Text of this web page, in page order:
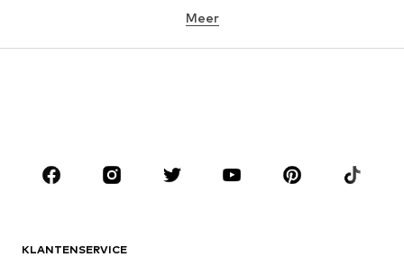
MERKEN
NAME IT
Meer
KLANTENSERVICE